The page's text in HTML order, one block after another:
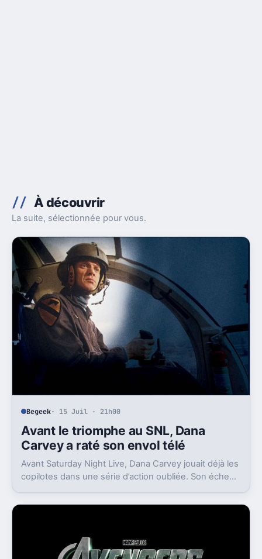
À découvrir
La suite, sélectionnée pour vous.
Begeek· 15 Juil · 21h00
Avant le triomphe au SNL, Dana
Carvey a raté son envol télé
Avant Saturday Night Live, Dana Carvey jouait déjà les
copilotes dans une série d’action oubliée. Son échec